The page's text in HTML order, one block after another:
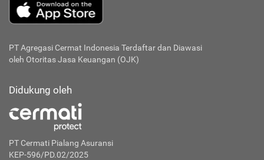
PT Agregasi Cermat Indonesia Terdaftar dan Diawasi
oleh Otoritas Jasa Keuangan (OJK)
Didukung oleh
PT Cermati Pialang Asuransi
KEP-596/PD.02/2025